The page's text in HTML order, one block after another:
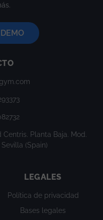
Planta Baja. Mod.
(Spain)
LEGALES
Política de privacidad
Bases legales